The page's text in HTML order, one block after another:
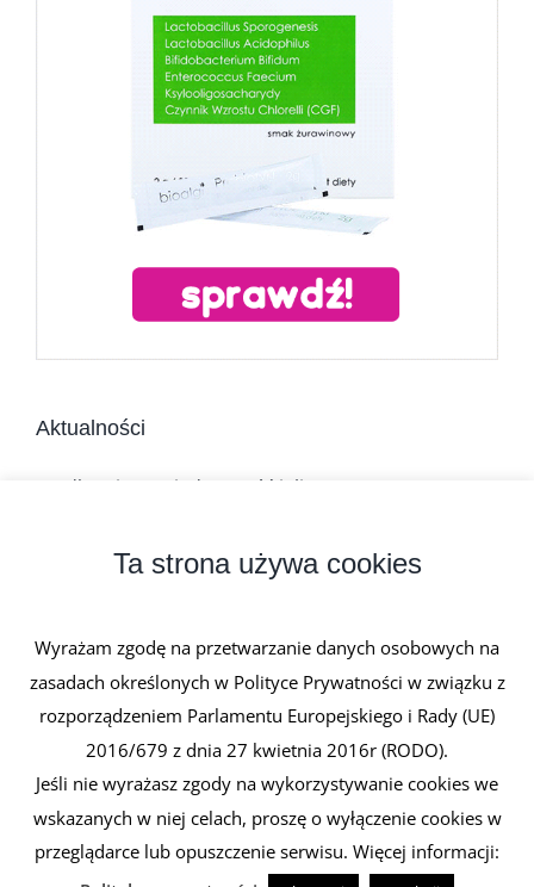
Aktualności
Jadłospis na niedrożność jelit
Atonia jelit
Perforacja jelita
© Najlepszyprobiotyk.pl2026 Kopiowanie zabronione. Wszystkie
Ta strona używa cookies
Wyrażam zgodę na przetwarzanie danych osobowych na
zasadach określonych w Polityce Prywatności w związku z
rozporządzeniem Parlamentu Europejskiego i Rady (UE)
2016/679 z dnia 27 kwietnia 2016r (RODO).
Jeśli nie wyrażasz zgody na wykorzystywanie cookies we
wskazanych w niej celach, proszę o wyłączenie cookies w
przeglądarce lub opuszczenie serwisu. Więcej informacji: